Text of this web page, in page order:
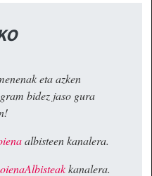
eta azken
bidez jaso gura
albisteen kanalera.
kanalera.